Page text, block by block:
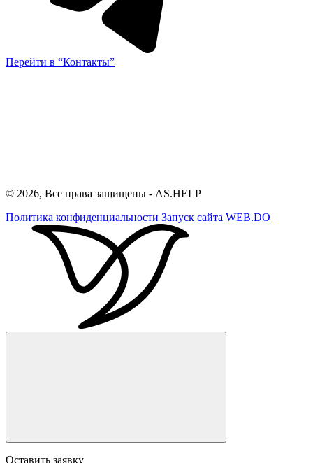
Перейти в “Контакты”
© 2026, Все права защищены - AS.HELP
Политика конфиденциальности Запуск сайта WEB.DO
Оставить заявку